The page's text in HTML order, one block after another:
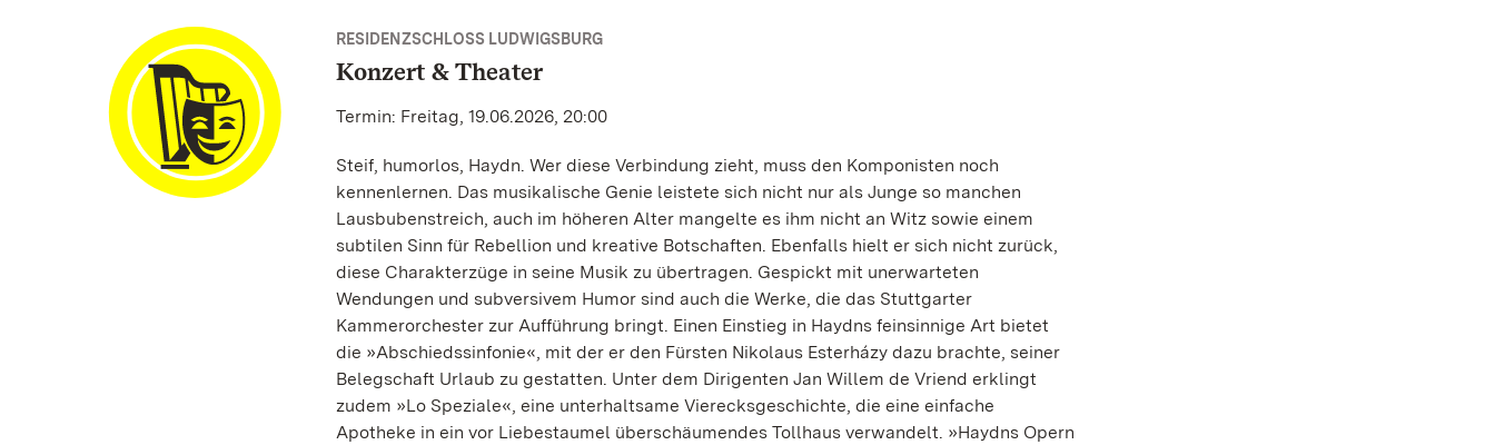
RESIDENZSCHLOSS LUDWIGSBURG
Konzert & Theater
Termin: Freitag, 19.06.2026, 20:00
Steif, humorlos, Haydn. Wer diese Verbindung zieht, muss den Komponisten noch
kennenlernen. Das musikalische Genie leistete sich nicht nur als Junge so manchen
Lausbubenstreich, auch im höheren Alter mangelte es ihm nicht an Witz sowie einem
subtilen Sinn für Rebellion und kreative Botschaften. Ebenfalls hielt er sich nicht zurück,
diese Charakterzüge in seine Musik zu übertragen. Gespickt mit unerwarteten
Wendungen und subversivem Humor sind auch die Werke, die das Stuttgarter
Kammerorchester zur Aufführung bringt. Einen Einstieg in Haydns feinsinnige Art bietet
die »Abschiedssinfonie«, mit der er den Fürsten Nikolaus Esterházy dazu brachte, seiner
Belegschaft Urlaub zu gestatten. Unter dem Dirigenten Jan Willem de Vriend erklingt
zudem »Lo Speziale«, eine unterhaltsame Vierecksgeschichte, die eine einfache
Apotheke in ein vor Liebestaumel überschäumendes Tollhaus verwandelt. »Haydns Opern